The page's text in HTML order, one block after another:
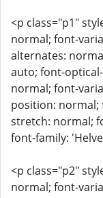
<p class="p1"
normal; font-
alternates:
auto; font-
normal; font-
position:
stretch: normal;
font-family:
<p class="p2"
normal; font-